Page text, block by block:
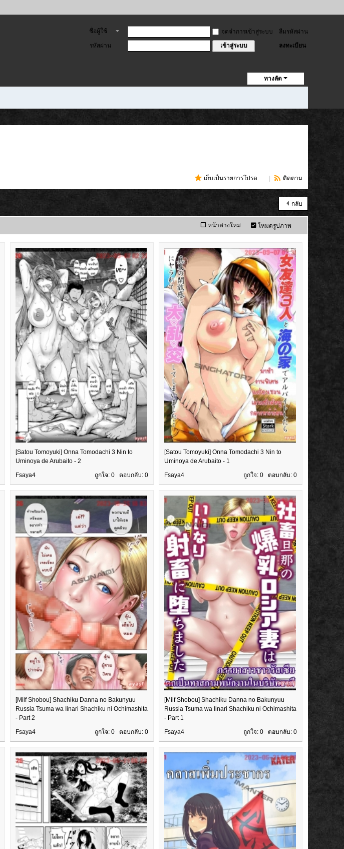
ชื่อผู้ใช้ จดจำการเข้าสู่ระบบ
ลืมรหัสผ่าน
รหัสผ่าน
เข้าสู่ระบบ ลงทะเบียน
ทางลัด
เก็บเป็นรายการโปรด ติดตาม
กลับ
หน้าต่างใหม่ โหมดรูปภาพ
[Satou Tomoyuki] Onna Tomodachi 3 Nin to
Uminoya de Arubaito - 2
ถูกใจ: 0 ตอบกลับ: 0
Fsaya4
[Satou Tomoyuki] Onna Tomodachi 3 Nin to
Uminoya de Arubaito - 1
ถูกใจ: 0 ตอบกลับ: 0
Fsaya4
[Milf Shobou] Shachiku Danna no Bakunyuu
Russia Tsuma wa Iinari Shachiku ni Ochimashita
- Part 2
ถูกใจ: 0 ตอบกลับ: 0
Fsaya4
[Milf Shobou] Shachiku Danna no Bakunyuu
Russia Tsuma wa Iinari Shachiku ni Ochimashita
- Part 1
ถูกใจ: 0 ตอบกลับ: 0
Fsaya4